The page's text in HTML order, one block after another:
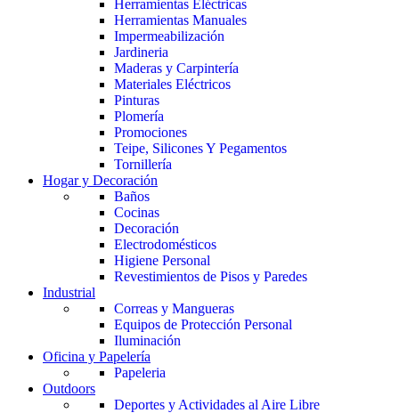
Herramientas Eléctricas
Herramientas Manuales
Impermeabilización
Jardineria
Maderas y Carpintería
Materiales Eléctricos
Pinturas
Plomería
Promociones
Teipe, Silicones Y Pegamentos
Tornillería
Hogar y Decoración
Baños
Cocinas
Decoración
Electrodomésticos
Higiene Personal
Revestimientos de Pisos y Paredes
Industrial
Correas y Mangueras
Equipos de Protección Personal
Iluminación
Oficina y Papelería
Papeleria
Outdoors
Deportes y Actividades al Aire Libre